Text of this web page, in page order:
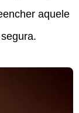
aquele